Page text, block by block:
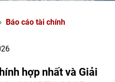
Báo cáo tài chính
hợp nhất và Giải